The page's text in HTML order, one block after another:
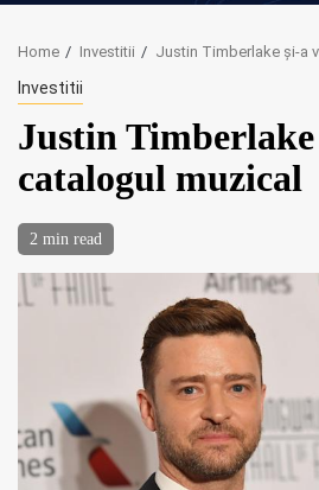
Home Investitii Justin Timberlake și-a
Investitii
Justin
catalogul muzical
2 min read